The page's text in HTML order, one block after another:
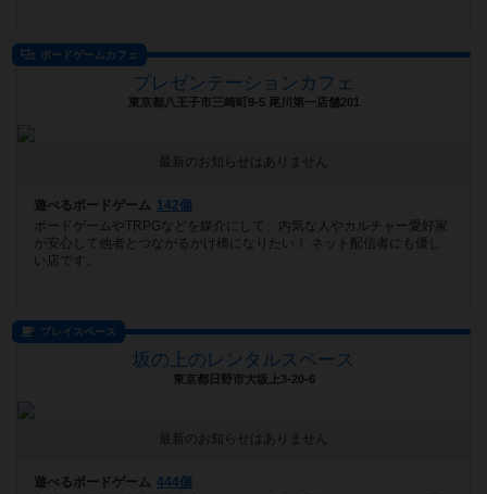
ボードゲームカフェ
プレゼンテーションカフェ
東京都八王子市三崎町9-5 尾川第一店舗201
最新のお知らせはありません
遊べるボードゲーム 142個
ボードゲームやTRPGなどを媒介にして、内気な人やカルチャー愛好家
が安心して他者とつながるかけ橋になりたい！ ネット配信者にも優し
い店です。
プレイスペース
坂の上のレンタルスペース
東京都日野市大坂上3-20-6
最新のお知らせはありません
遊べるボードゲーム 444個